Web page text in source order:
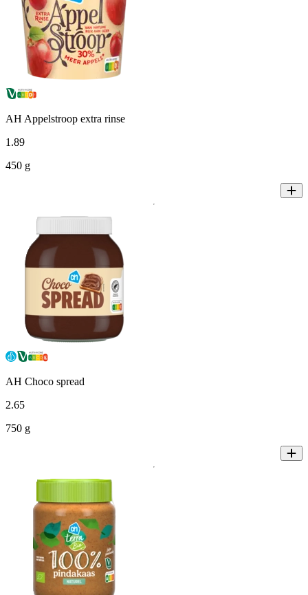
AH Appelstroop extra rinse
1 .89
450 g
AH Choco spread
2.65
750 g